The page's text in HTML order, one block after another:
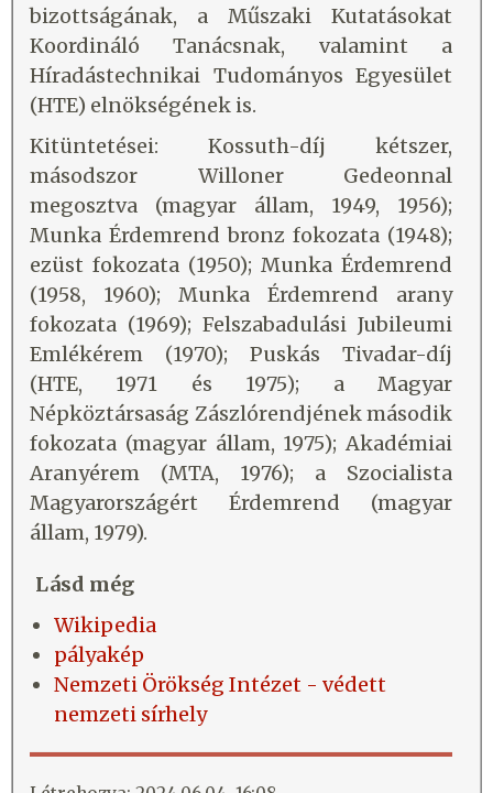
bizottságának, a Műszaki Kutatásokat
Koordináló Tanácsnak, valamint a
Híradástechnikai Tudományos Egyesület
(HTE) elnökségének is.
Kitüntetései: Kossuth-díj kétszer,
másodszor Willoner Gedeonnal
megosztva (magyar állam, 1949, 1956);
Munka Érdemrend bronz fokozata (1948);
ezüst fokozata (1950); Munka Érdemrend
(1958, 1960); Munka Érdemrend arany
fokozata (1969); Felszabadulási Jubileumi
Emlékérem (1970); Puskás Tivadar-díj
(HTE, 1971 és 1975); a Magyar
Népköztársaság Zászlórendjének második
fokozata (magyar állam, 1975); Akadémiai
Aranyérem (MTA, 1976); a Szocialista
Magyarországért Érdemrend (magyar
állam, 1979).
Lásd még
Wikipedia
pályakép
Nemzeti Örökség Intézet - védett
nemzeti sírhely